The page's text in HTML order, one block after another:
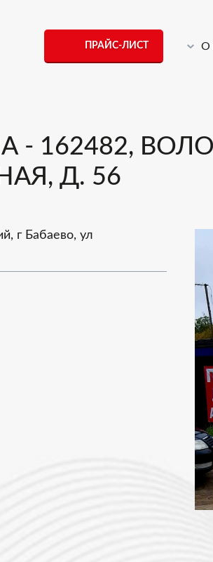
ПРАЙС-ЛИСТ О
162482,
Д. 56
г Бабаево, ул